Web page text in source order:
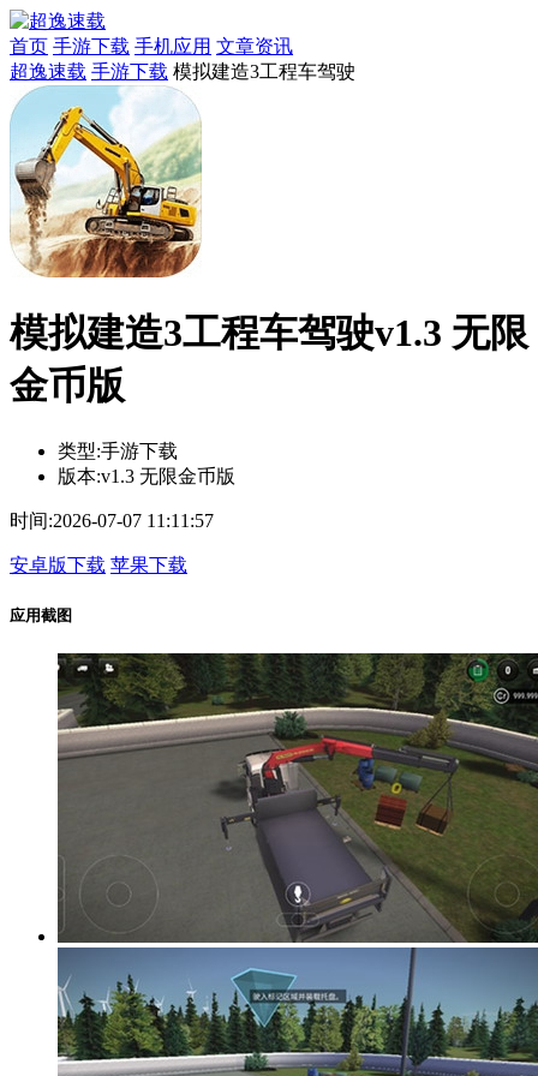
首页 手游下载 手机应用 文章资讯
超逸速载 手游下载 模拟建造3工程车驾驶
模拟建造3工程车驾驶v1.3 无限
金币版
类型:手游下载
版本:v1.3 无限金币版
时间:2026-07-07 11:11:57
安卓版下载 苹果下载
应用截图